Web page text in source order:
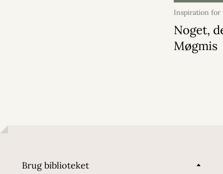
Inspiration for
juli 2026
Noget,
Møgmis
Brug biblioteket